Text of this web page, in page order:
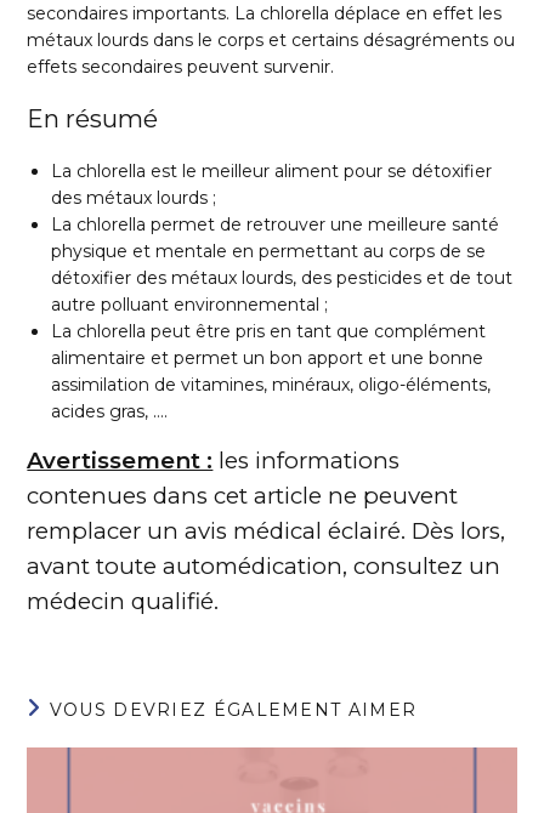
secondaires importants. La chlorella déplace en effet les
métaux lourds dans le corps et certains désagréments ou
effets secondaires peuvent survenir.
En résumé
La chlorella est le meilleur aliment pour se détoxifier
des métaux lourds ;
La chlorella permet de retrouver une meilleure santé
physique et mentale en permettant au corps de se
détoxifier des métaux lourds, des pesticides et de tout
autre polluant environnemental ;
La chlorella peut être pris en tant que complément
alimentaire et permet un bon apport et une bonne
assimilation de vitamines, minéraux, oligo-éléments,
acides gras, ….
Avertissement : les informations
contenues dans cet article ne peuvent
remplacer un avis médical éclairé. Dès lors,
avant toute automédication, consultez un
médecin qualifié.
VOUS DEVRIEZ ÉGALEMENT AIMER